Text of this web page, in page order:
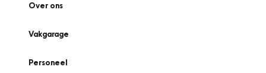
Over ons
Vakgarage
Personeel